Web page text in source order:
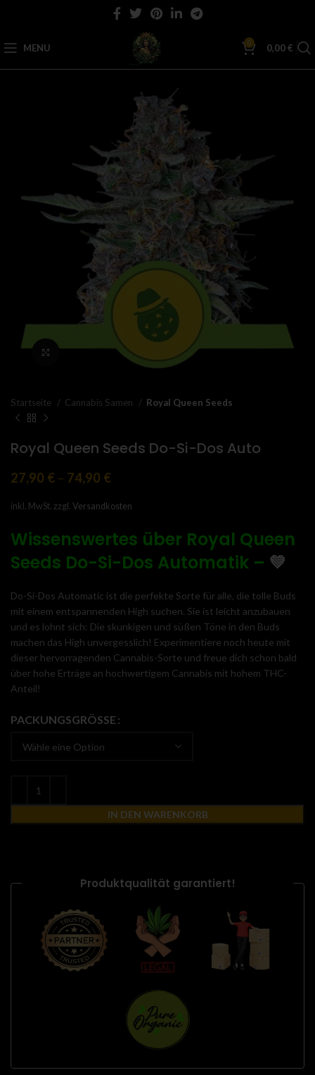
MENU 0 0,00€
Click to enlarge
Startseite Cannabis Samen Royal Queen Seeds
Royal Queen Seeds Do-Si-Dos Auto
27,90 € – 74,90 €
inkl. MwSt. zzgl. Versandkosten
Wissenswertes über Royal Queen
Seeds Do-Si-Dos Automatik – 💚
Do-Si-Dos Automatic ist die perfekte Sorte für alle, die tolle Buds
mit einem entspannenden High suchen. Sie ist leicht anzubauen
und es lohnt sich: Die skunkigen und süßen Töne in den Buds
machen das High unvergesslich! Experimentiere noch heute mit
dieser hervorragenden Cannabis-Sorte und freue dich schon bald
über hohe Erträge an hochwertigem Cannabis mit hohem THC-
Anteil!
PACKUNGSGRÖSSE
IN DEN WARENKORB
Produktqualität garantiert!